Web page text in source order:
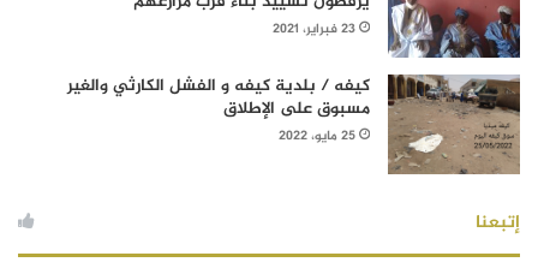
23 فبراير، 2021
كيفه / بلدية كيفه و الفشل الكارثي والغير
مسبوق على الإطلاق
25 مايو، 2022
إتبعنا